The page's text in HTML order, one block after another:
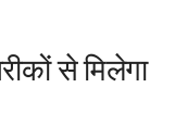
से मिलेगा